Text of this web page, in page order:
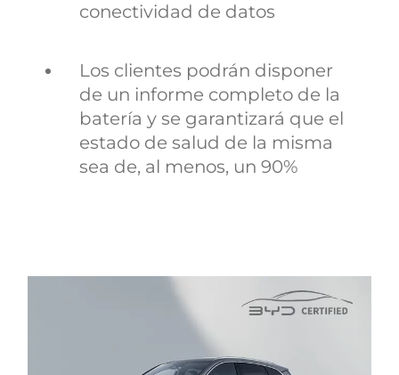
conectividad de datos
Los clientes podrán disponer
de un informe completo de la
batería y se garantizará que el
estado de salud de la misma
sea de, al menos, un 90%